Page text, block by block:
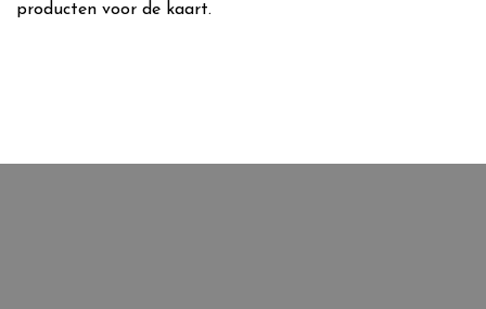
producten voor de kaart.